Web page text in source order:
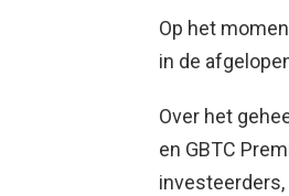
Op het
in de
Over het
en GBTC